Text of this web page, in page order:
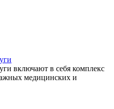
включают в себя комплекс
медицинских и